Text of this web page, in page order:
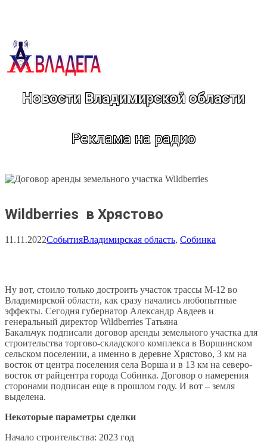
Новости Владимирской области
Реклама на радио
Wildberries в Хрястово
11.11.2022СобытияВладимирская область, Собинка
Ну вот, стоило только достроить участок трассы М-12 во
Владимирской области, как сразу начались любопытные
эффекты. Сегодня губернатор Александр Авдеев и
генеральный директор Wildberries Татьяна
Бакальчук подписали договор аренды земельного участка для
строительства торгово-складского комплекса в Воршинском
сельском поселении, а именно в деревне Хрястово, 3 км на
восток от центра поселения села Ворша и в 13 км на северо-
восток от райцентра города Собинка. Договор о намерения
сторонами подписан еще в прошлом году. И вот – земля
выделена.
Некоторые параметры сделки
Начало строительства: 2023 год